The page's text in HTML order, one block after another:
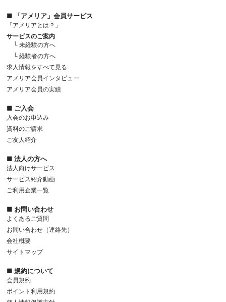
■ 「アメリア」会員サービス
「アメリアとは？」
サービスのご案内
└ 未経験の方へ
└ 経験者の方へ
求人情報をすべて見る
アメリア会員インタビュー
アメリア会員の実績
■ ご入会
入会のお申込み
資料のご請求
ご友人紹介
■ 法人の方へ
法人向けサービス
サービス紹介動画
ご利用企業一覧
■ お問い合わせ
よくあるご質問
お問い合わせ（連絡先）
会社概要
サイトマップ
■ 規約について
会員規約
ポイント利用規約